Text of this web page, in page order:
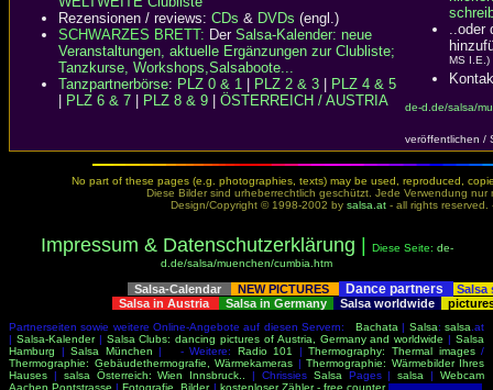
Rezensionen / reviews: CDs & DVDs (engl.)
SCHWARZES BRETT: Der Salsa-Kalender: neue
Veranstaltungen, aktuelle Ergänzungen zur Clubliste;
Tanzkurse, Workshops,Salsaboote...
Tanzpartnerbörse: PLZ 0 & 1 | PLZ 2 & 3 | PLZ 4 & 5
| PLZ 6 & 7 | PLZ 8 & 9 | ÖSTERREICH / AUSTRIA
MS I.E.)
de-d.de/salsa/
veröffentlichen /
No part of these pages (e.g. photographies, texts) may be used, reproduced,
Diese Bilder sind urheberrechtlich geschützt. Jede Verwendung
Design/Copyright © 1998-2002 by salsa.at - all rights reserved.
Impressum & Datenschutzerklärung | Diese Seite: de-
d.de/salsa/muenchen/cumbia.htm
Salsa-Calendar NEW PICTURES Dance partners
Salsa
Salsa in Austria
Salsa in Germany Salsa worldwide
Partnerseiten sowie weitere Online-Angebote auf diesen Servern: Bachata | Salsa:salsa .at
| Salsa-Kalender| Salsa Clubs: dancing pictures of Austria, Germany and worldwide |Salsa
Hamburg |Salsa München | - Weitere: Radio 101 |Thermography: Thermal images/
Thermographie: Gebäudethermografie, Wärmekameras | Thermographie: Wärmebilder Ihres
Hauses | salsa Österreich: Wien Innsbruck.. | Chrissies Salsa Pages |salsa |Webcam
Aachen Pontstrasse |Fotografie, Bilder| kostenloser Zähler - free counter